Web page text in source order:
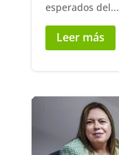
esperados del...
Leer más